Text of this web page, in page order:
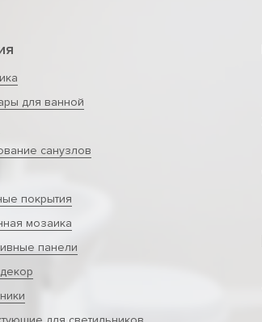
для ванной
санузлов
покрытия
мозаика
панели